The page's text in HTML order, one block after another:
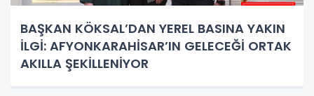
BAŞKAN KÖKSAL’DAN YEREL BASINA YAKIN
İLGİ: AFYONKARAHİSAR’IN GELECEĞİ ORTAK
AKILLA ŞEKİLLENİYOR